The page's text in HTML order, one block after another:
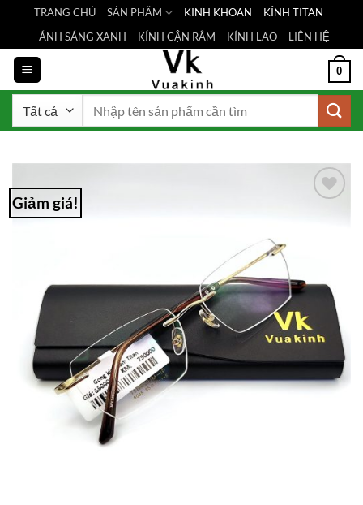
nội
dung
TRANG CHỦ SẢN PHẨM KINH KHOAN
KÍNH TITAN
ÁNH SÁNG XANH
KÍNH CẬN RÂM KÍNH LÃO LIÊN HỆ
0
Giảm giá!